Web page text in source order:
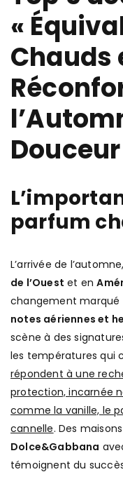
«
Chauds
parfum
L’arrivée de
de l’Ouest et en
changement marqué
notes aériennes et
scène à des
les températures qui
répondent à une
protection, incarnée
comme la vanille, le
cannelle. Des
Dolce&Gabbana
témoignent du